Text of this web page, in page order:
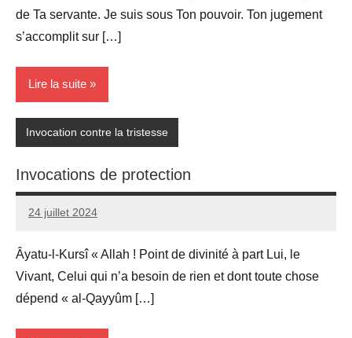
de Ta servante. Je suis sous Ton pouvoir. Ton jugement
s’accomplit sur […]
Lire la suite
Invocation contre la tristesse
Invocations de protection
24 juillet 2024
prieres
Âyatu-l-Kursî « Allah ! Point de divinité à part Lui, le
Vivant, Celui qui n’a besoin de rien et dont toute chose
dépend « al-Qayyûm […]